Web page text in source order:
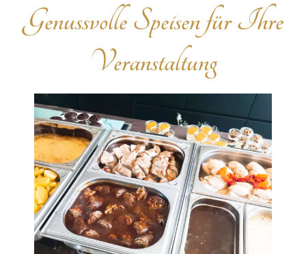
Genussvolle Speisen für Ihre
Veranstaltung